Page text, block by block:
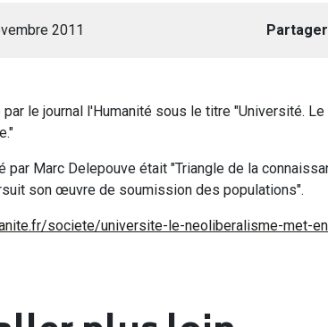
2011 Partager
par le journal l'Humanité sous le titre "Université.
par Marc Delepouve était "Triangle de la
son œuvre de soumission des populations".
societe/universite-le-neoliberalisme-met-